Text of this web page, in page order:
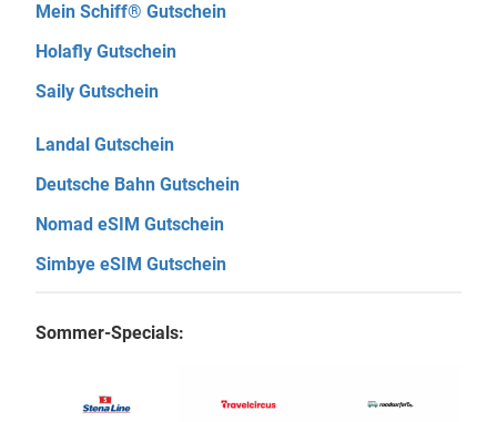
Mein Schiff® Gutschein
Holafly Gutschein
Saily Gutschein
Landal Gutschein
Deutsche Bahn Gutschein
Nomad eSIM Gutschein
Simbye eSIM Gutschein
Sommer-Specials: